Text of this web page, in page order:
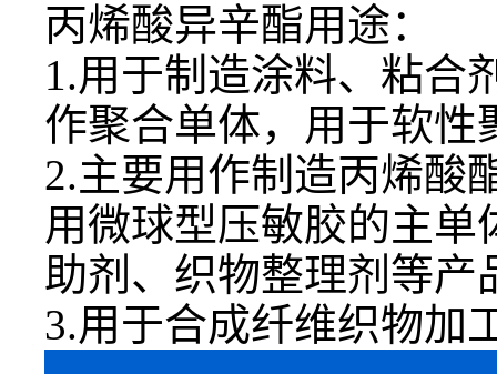
丙烯酸异辛酯用途：
1.用于制造涂料、粘合
作聚合单体，用于软
2.主要用作制造丙烯酸
用微球型压敏胶的主
助剂、织物整理剂等产
3.用于合成纤维织物加